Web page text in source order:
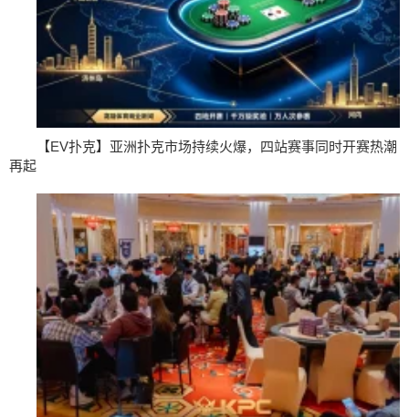
【EV扑克】亚洲扑克市场持续火爆，四站赛事同时开赛热潮
再起